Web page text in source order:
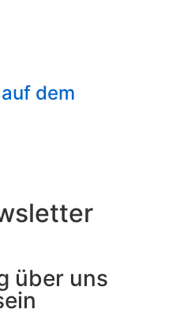
dem
über uns